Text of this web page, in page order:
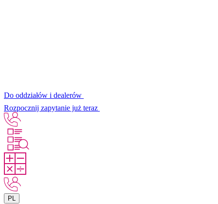
Do oddziałów i dealerów
Rozpocznij zapytanie już teraz
PL